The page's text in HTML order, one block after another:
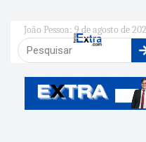
João Pessoa: 9 de agosto de